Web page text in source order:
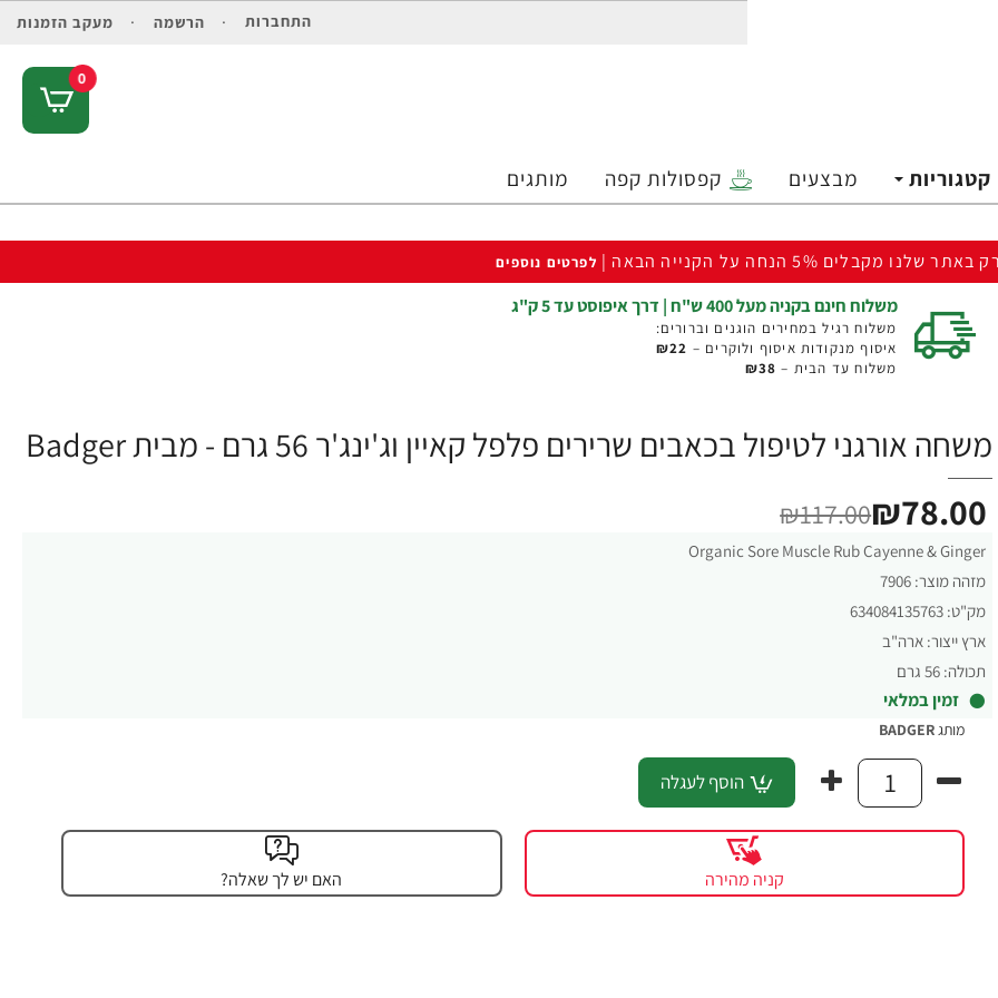
התחברות הרשמה מעקב הזמנות
0
קטגוריות מבצעים קפסולות קפה מותגים
באתר שלנו מקבלים 5% הנחה על הקנייה הבאה | לפרטים נוספים
משלוח חינם בקניה מעל 400 ש"ח | דרך איפוסט עד 5 ק"ג
משלוח רגיל במחירים הוגנים וברורים:
איסוף מנקודות איסוף ולוקרים – ₪22
משלוח עד הבית – ₪38
משחה אורגני לטיפול בכאבים שרירים פלפל קאיין וג'ינג'ר 56 גרם - מבית Badger
Organic Sore Muscle Rub Cayenne & Ginger
מזהה מוצר: 7906
מק"ט: 634084135763
ארץ ייצור: ארה"ב
תכולה: 56 גרם
זמין במלאי
₪78.00
₪117.00
מותגBADGER
הוסף לעגלה
קניה מהירה האם יש לך שאלה?